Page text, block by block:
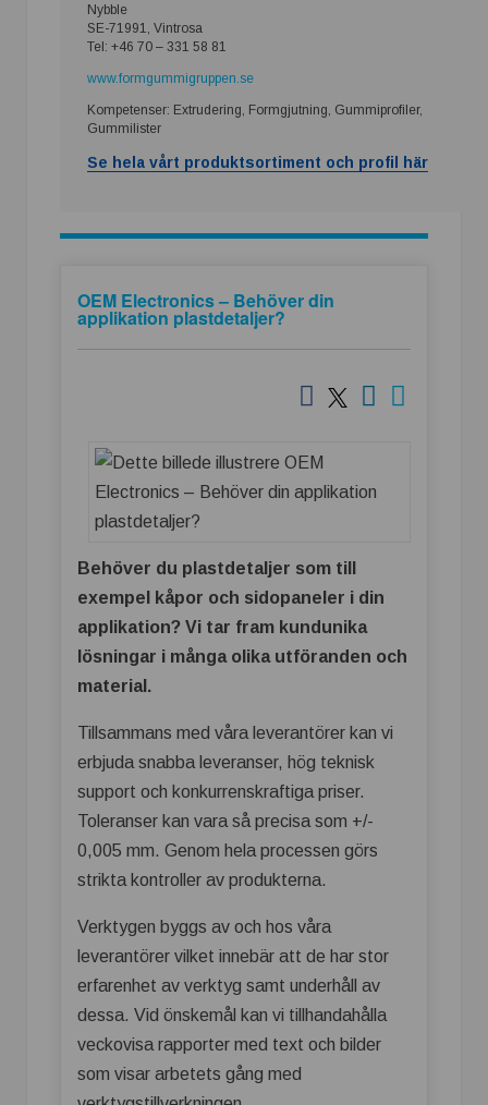
Nybble
SE-71991, Vintrosa
Tel: +46 70 – 331 58 81
www.formgummigruppen.se
Kompetenser: Extrudering, Formgjutning, Gummiprofiler,
Gummilister
Se hela vårt produktsortiment och profil här
OEM Electronics – Behöver din
applikation plastdetaljer?
Behöver du plastdetaljer som till
exempel kåpor och sidopaneler i din
applikation? Vi tar fram kundunika
lösningar i många olika utföranden och
material.
Tillsammans med våra leverantörer kan vi
erbjuda snabba leveranser, hög teknisk
support och konkurrenskraftiga priser.
Toleranser kan vara så precisa som +/-
0,005 mm. Genom hela processen görs
strikta kontroller av produkterna.
Verktygen byggs av och hos våra
leverantörer vilket innebär att de har stor
erfarenhet av verktyg samt underhåll av
dessa. Vid önskemål kan vi tillhandahålla
veckovisa rapporter med text och bilder
som visar arbetets gång med